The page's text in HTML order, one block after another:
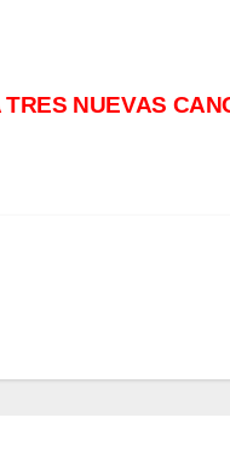
NUEVAS